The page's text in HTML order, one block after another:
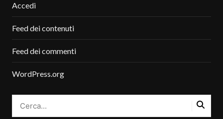
Accedi
Feed dei contenuti
Feed dei commenti
WordPress.org